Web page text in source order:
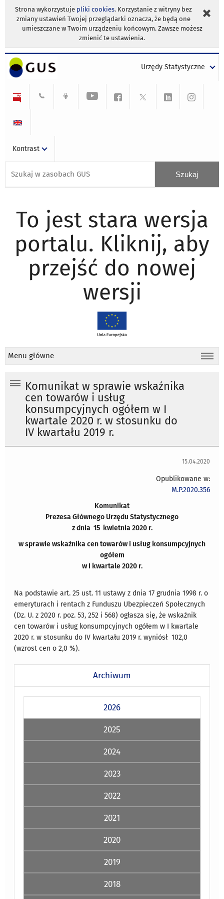
Strona wykorzystuje pliki cookies. Korzystanie z witryny bez
zmiany ustawień Twojej przeglądarki oznacza, że będą one
umieszczane w Twoim urządzeniu końcowym. Zawsze możesz
zmienić te ustawienia.
Urzędy Statystyczne
Kontrast
To jest stara wersja
portalu. Kliknij, aby
przejść do nowej
wersji
Menu główne
Komunikat w sprawie wskaźnika
cen towarów i usług
konsumpcyjnych ogółem w I
kwartale 2020 r. w stosunku do
IV kwartału 2019 r.
15.04.2020
Opublikowane w:
M.P.2020.356
Komunikat
Prezesa Głównego Urzędu Statystycznego
z dnia 15 kwietnia 2020 r.
w sprawie wskaźnika cen towarów i usług konsumpcyjnych
ogółem
w I kwartale 2020 r.
Na podstawie art. 25 ust. 11 ustawy z dnia 17 grudnia 1998 r. o
emeryturach i rentach z Funduszu Ubezpieczeń Społecznych
(Dz. U. z 2020 r. poz. 53, 252 i 568) ogłasza się, że wskaźnik
cen towarów i usług konsumpcyjnych ogółem w I kwartale
2020 r. w stosunku do IV kwartału 2019 r. wyniósł 102,0
(wzrost cen o 2,0 %).
Archiwum
2026
2025
2024
2023
2022
2021
2020
2019
2018